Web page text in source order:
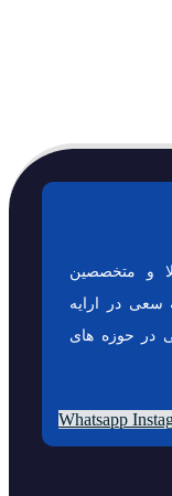
و متخصصین
سعی در ارایه
در حوزه های
Whatsapp